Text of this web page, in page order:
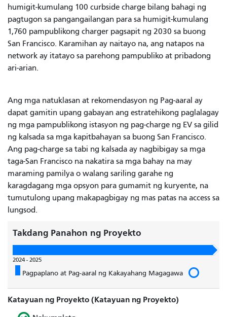
humigit-kumulang 100 curbside charge bilang bahagi ng
pagtugon sa pangangailangan para sa humigit-kumulang
1,760 pampublikong charger pagsapit ng 2030 sa buong
San Francisco. Karamihan ay naitayo na, ang natapos na
network ay itatayo sa parehong pampubliko at pribadong
ari-arian.
Ang mga natuklasan at rekomendasyon ng Pag-aaral ay
dapat gamitin upang gabayan ang estratehikong paglalagay
ng mga pampublikong istasyon ng pag-charge ng EV sa gilid
ng kalsada sa mga kapitbahayan sa buong San Francisco.
Ang pag-charge sa tabi ng kalsada ay nagbibigay sa mga
taga-San Francisco na nakatira sa mga bahay na may
maraming pamilya o walang sariling garahe ng
karagdagang mga opsyon para gumamit ng kuryente, na
tumutulong upang makapagbigay ng mas patas na access sa
lungsod.
Takdang Panahon ng Proyekto
2024 - 2025
Pagpaplano at Pag-aaral ng Kakayahang Magagawa
Katayuan ng Proyekto (Katayuan ng Proyekto)